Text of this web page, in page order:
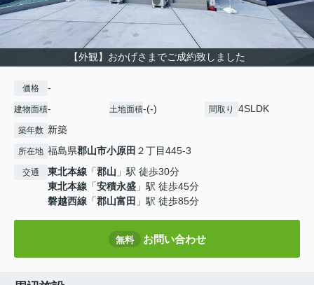
【外観】おかげさまでご成約致しました
価格 -
建物面積- 土地面積-(-) 間取り 4SLDK
築年数 新築
所在地 福島県郡山市小原田 ２丁目445-3
交通 東北本線 「郡山 」駅 徒歩30分
東北本線 「安積永盛 」駅 徒歩45分
磐越西線 「郡山富田 」駅 徒歩85分
無料 お問い合わせ